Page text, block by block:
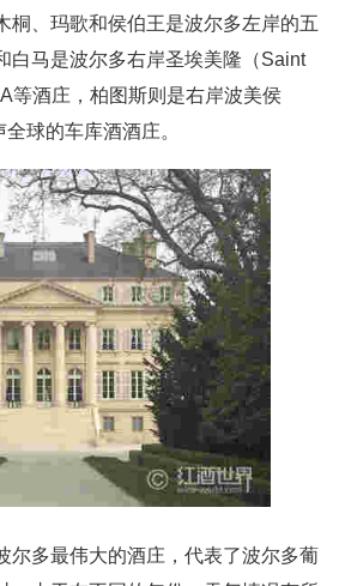
桐、玛歌和侯伯王是波尔多左岸的五
白马是波尔多右岸圣埃美隆（Saint
等酒庄，柏图斯则是右岸波美侯
球的车库酒酒庄。
尔多最伟大的酒庄，代表了波尔多葡